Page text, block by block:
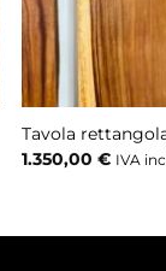
Tavola
1.350,00 € IVA